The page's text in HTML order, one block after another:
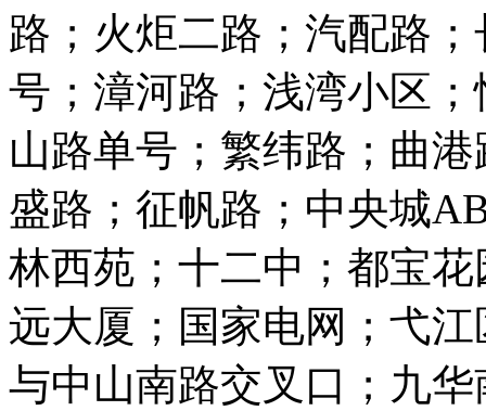
路；火炬二路；汽配路
号；漳河路；浅湾小区
山路单号；繁纬路；曲
盛路；征帆路；中央城
林西苑；十二中；都宝
远大厦；国家电网；弋
与中山南路交叉口；九